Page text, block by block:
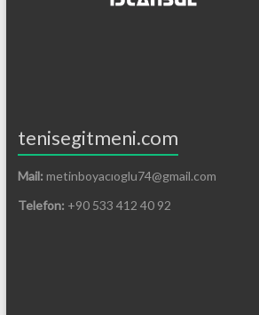
tenisegitmeni.com
Mail: metinboyacıoglu74@gmail.com
Telefon: +90 533 412 40 92